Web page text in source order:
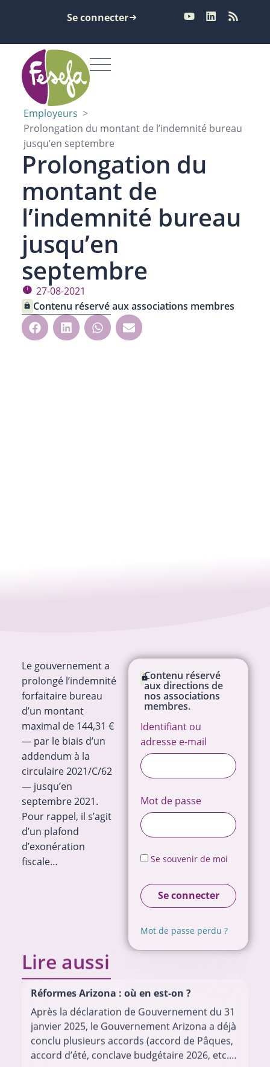
Se connecter
Employeurs >
Prolongation du montant de l’indemnité bureau
jusqu’en septembre
Prolongation du
montant de
l’indemnité bureau
jusqu’en
septembre
27-08-2021
Contenu réservé aux associations membres
Le gouvernement a
prolongé l’indemnité
forfaitaire bureau
d’un montant
maximal de 144,31 €
— par le biais d’un
addendum à la
circulaire 2021/C/62
— jusqu’en
septembre 2021.
Pour rappel, il s’agit
d’un plafond
d’exonération
fiscale…
Contenu réservé
aux directions de
nos associations
membres.
Identifiant ou
adresse e-mail
Mot de passe
Se souvenir de moi
Se connecter
Mot de passe perdu ?
Lire aussi
Réformes Arizona : où en est-on ?
Après la déclaration de Gouvernement du 31
janvier 2025, le Gouvernement Arizona a déjà
conclu plusieurs accords (accord de Pâques,
accord d’été, conclave budgétaire 2026, etc.)